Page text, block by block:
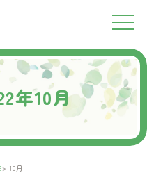
いて
年10月
10月